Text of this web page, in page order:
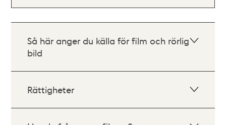
Så här anger du källa för film och rörlig
bild
Rättigheter